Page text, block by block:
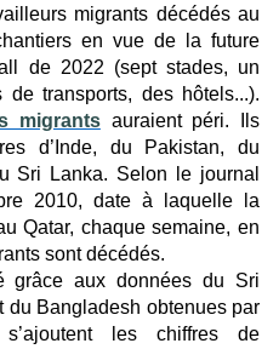
migrants décédés au
en vue de la future
de 2022 (sept stades, un
de transports, des hôtels...).
migrantsauraient péri. Ils
d’Inde, du Pakistan, du
Sri Lanka. Selon le journal
2010, date à laquelle la
Qatar, chaque semaine, en
sont décédés.
grâce aux données du Sri
du Bangladesh obtenues par
les chiffres de